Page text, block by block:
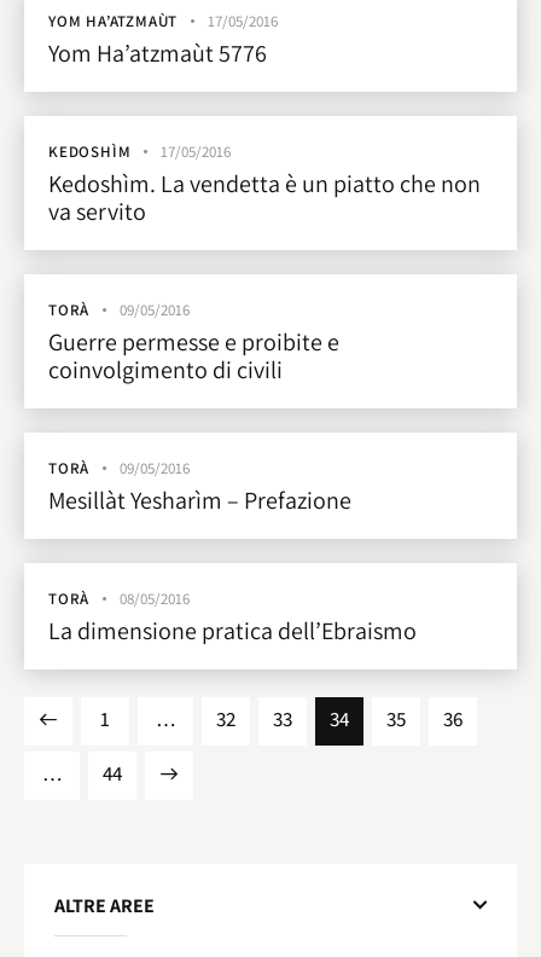
YOM HA’ATZMAÙT 17/05/2016
Yom Ha’atzmaùt 5776
KEDOSHÌM 17/05/2016
Kedoshìm. La vendetta è un piatto che non
va servito
TORÀ 09/05/2016
Guerre permesse e proibite e
coinvolgimento di civili
TORÀ 09/05/2016
Mesillàt Yesharìm – Prefazione
TORÀ 08/05/2016
La dimensione pratica dell’Ebraismo
1 … 32 33 34 35 36
… 44
>
ALTRE AREE